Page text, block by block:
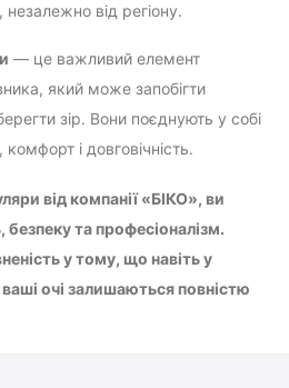
від регіону.
— це важливий елемент
який може запобігти
зір. Вони поєднують у собі
і довговічність.
від компанії «БІКО», ви
безпеку та професіоналізм.
у тому, що навіть у
очі залишаються повністю